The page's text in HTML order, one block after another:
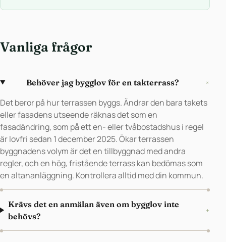
Vanliga frågor
Behöver jag bygglov för en takterrass? +
Det beror på hur terrassen byggs. Ändrar den bara takets
eller fasadens utseende räknas det som en
fasadändring, som på ett en- eller tvåbostadshus i regel
är lovfri sedan 1 december 2025. Ökar terrassen
byggnadens volym är det en tillbyggnad med andra
regler, och en hög, fristående terrass kan bedömas som
en altananläggning. Kontrollera alltid med din kommun.
Krävs det en anmälan även om bygglov inte
behövs?
+